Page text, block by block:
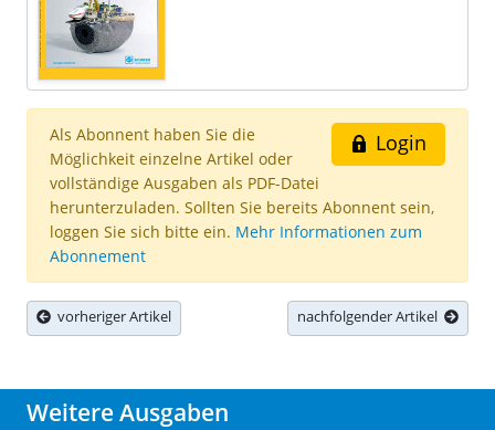
Login
Als Abonnent haben Sie die
Möglichkeit einzelne Artikel oder
vollständige Ausgaben als PDF-Datei
herunterzuladen. Sollten Sie bereits Abonnent sein,
loggen Sie sich bitte ein. Mehr Informationen zum
Abonnement
vorheriger Artikel nachfolgender Artikel
Weitere Ausgaben